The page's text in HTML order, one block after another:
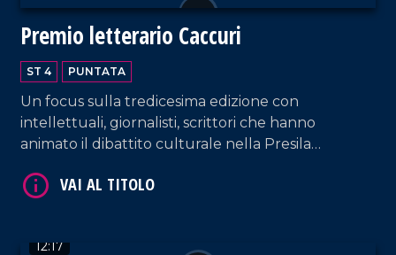
Premio letterario Caccuri
ST 4 PUNTATA
Un focus sulla tredicesima edizione con
intellettuali, giornalisti, scrittori che hanno
animato il dibattito culturale nella Presila
12:17
VAI AL TITOLO